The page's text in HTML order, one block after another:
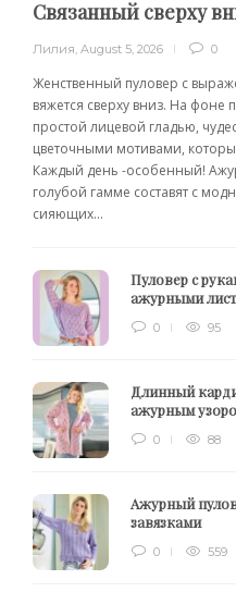
Связанный сверху
Лилия, August 5, 2026 0
Женственный пуловер с
вяжется сверху вниз. На
простой лицевой гладью,
цветочными мотивами,
Каждый день -особенный!
голубой гамме составят с
сияющих...
Пуловер с
ажурными
0 95
Длинный
ажурным
0 88
Ажурный
завязками
0 559